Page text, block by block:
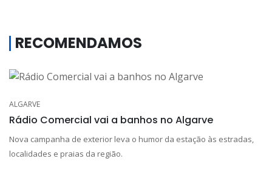
RECOMENDAMOS
ALGARVE
Rádio Comercial vai a banhos no Algarve
Nova campanha de exterior leva o humor da estação às estradas,
localidades e praias da região.